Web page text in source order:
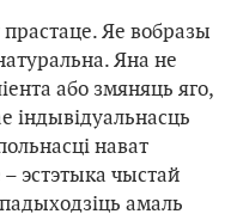
Яе вобразы
Яна не
або змяняць яго,
індывідуальнасць
нават
– эстэтыка чыстай
амаль